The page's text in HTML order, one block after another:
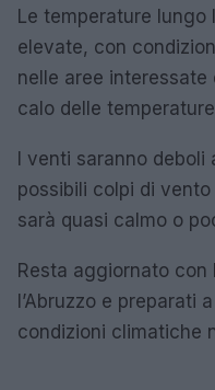
Le temperature
elevate, con
nelle aree
calo delle
I venti saranno
possibili colpi di
sarà quasi calmo o
Resta aggiornato con
l’Abruzzo e preparati
condizioni climatiche